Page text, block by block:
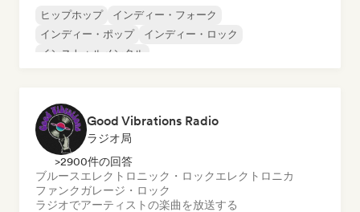
ヒップホップ
インディー・フォーク
インディー・ポップ
インディー・ロック
インストゥルメンタル
Good Vibrations Radio
ラジオ局
>2900件の回答
ブルースエレクトロニック・ロックエレクトロニカ
ファンクガレージ・ロック
ラジオでアーティストの楽曲を放送する